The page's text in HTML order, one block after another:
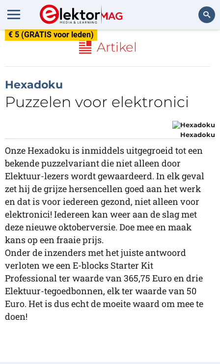
€ 5 (GRATIS voor leden)
Artikel
Hexadoku
Puzzelen voor elektronici
Hexadoku
Onze Hexadoku is inmiddels uitgegroeid tot een
bekende puzzelvariant die niet alleen door
Elektuur-lezers wordt gewaardeerd. In elk geval
zet hij de grijze hersencellen goed aan het werk
en dat is voor iedereen gezond, niet alleen voor
elektronici! Iedereen kan weer aan de slag met
deze nieuwe oktoberversie. Doe mee en maak
kans op een fraaie prijs.
Onder de inzenders met het juiste antwoord
verloten we een E-blocks Starter Kit
Professional ter waarde van 365,75 Euro en drie
Elektuur-tegoedbonnen, elk ter waarde van 50
Euro. Het is dus echt de moeite waard om mee te
doen!